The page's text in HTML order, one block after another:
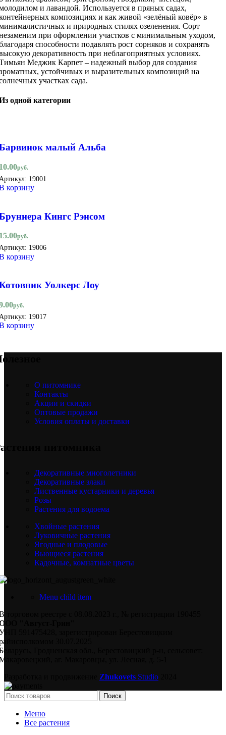
и лавандой. Используется в пряных садах,
композициях и как живой «зелёный ковёр» в
и природных стилях озеленения. Сорт
при оформлении участков с минимальным уходом,
способности подавлять рост сорняков и сохранять
декоративность при неблагоприятных условиях.
Меджик Карпет – надежный выбор для создания
устойчивых и выразительных композиций на
участках сада.
одной категории
малый Альба
руб.
19001
корзину
Кингс Рэнсом
руб.
19006
корзину
Уолкерс Лоу
руб.
19017
корзину
О питомнике
Контакты
Акции и скидки
Оптовые продажи
Условия оплаты и доставки
питомника
Декоративные многолетники
Декоративные злаки
Лиственные кустарники и деревья
Розы
Растения для водоема
Хвойные растения
Луковичные растения
Ягодные и плодовые
Вьющиеся растения
Кадочные, комнатные цветы
Menu child item
торговом реестре с 08.08.2023 г., № регистрации 190455
"Август-Грин"
591475428, зарегистрирован Берестовицким
30.07.2025
Гродненская обл., Берестовицкий р-н, сельсовет:
аг. Макаровцы, ул. Лесная, д. 5-1
Zhukovets Studio
Поиск
Меню
Все растения